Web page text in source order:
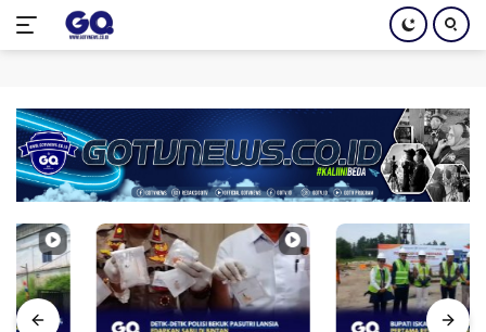
konten